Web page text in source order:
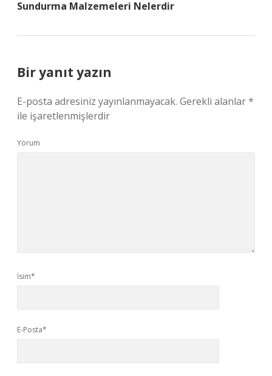
Sundurma Malzemeleri Nelerdir
Bir yanıt yazın
E-posta adresiniz yayınlanmayacak. Gerekli alanlar*
ile işaretlenmişlerdir
Yorum
İsim*
E-Posta*